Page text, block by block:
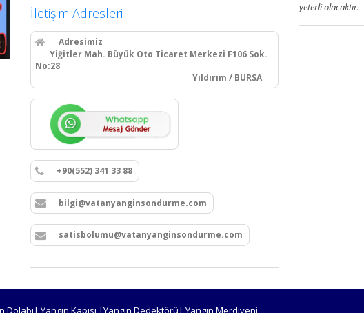
İletişim Adresleri
Adresimiz
Yiğitler Mah. Büyük Oto Ticaret Merkezi F106 Sok.
No:28
Yıldırım / BURSA
+90(552) 341 33 88
bilgi@vatanyanginsondurme.com
satisbolumu@vatanyanginsondurme.com
yeterli olacaktır.
Yangın Kapısı |Yangın Dedektörü| Yangın Merdiveni